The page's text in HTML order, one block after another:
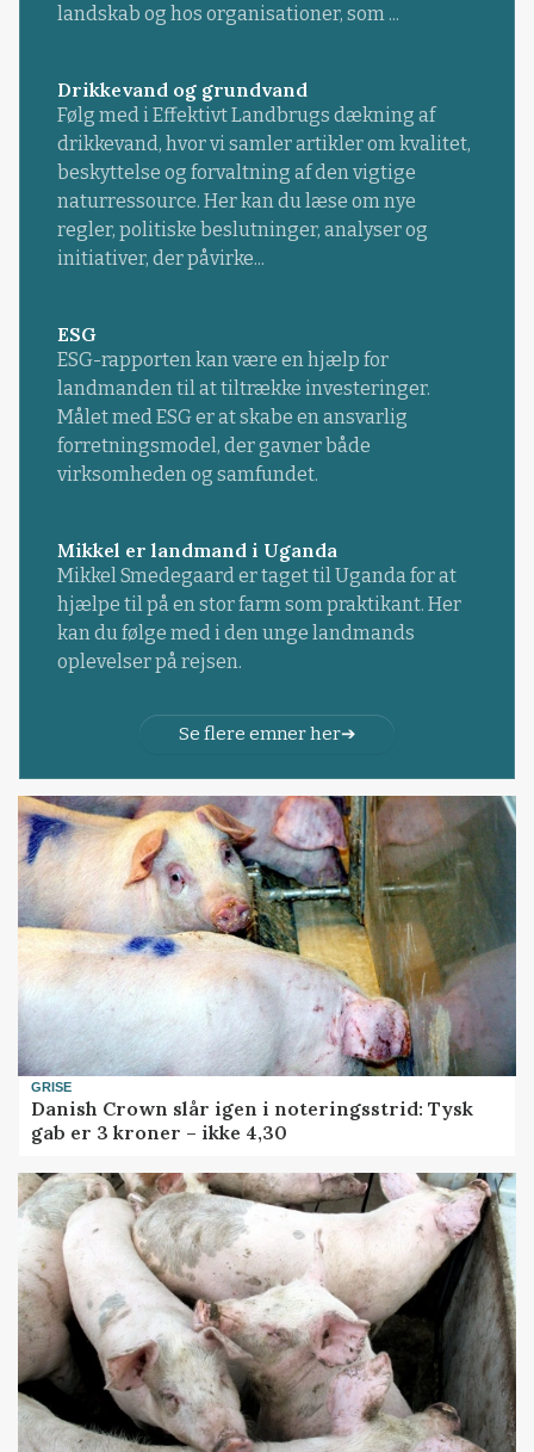
landskab og hos organisationer, som ...
Drikkevand og grundvand
Følg med i Effektivt Landbrugs dækning af
drikkevand, hvor vi samler artikler om kvalitet,
beskyttelse og forvaltning af den vigtige
naturressource. Her kan du læse om nye
regler, politiske beslutninger, analyser og
initiativer, der påvirke...
ESG
ESG-rapporten kan være en hjælp for
landmanden til at tiltrække investeringer.
Målet med ESG er at skabe en ansvarlig
forretningsmodel, der gavner både
virksomheden og samfundet.
Mikkel er landmand i Uganda
Mikkel Smedegaard er taget til Uganda for at
hjælpe til på en stor farm som praktikant. Her
kan du følge med i den unge landmands
oplevelser på rejsen.
Se flere emner her
GRISE
Danish Crown slår igen i noteringsstrid: Tysk
gab er 3 kroner – ikke 4,30